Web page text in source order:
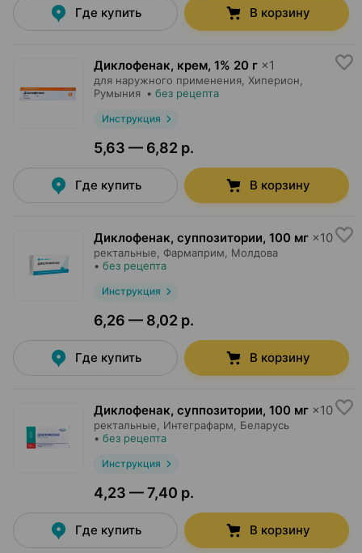
Где купить В корзину
Диклофенак, крем, 1% 20 г ×1
для наружного применения, Хиперион
Румыния • без рецепта
Инструкция
5,63 — 6,82 р.
Где купить В корзину
Диклофенак, суппозитории, 100 мг ×10
ректальные, Фармаприм , Молдова
• без рецепта
Инструкция
6,26 — 8,02 р.
Где купить В корзину
Диклофенак, суппозитории, 100 мг ×10
ректальные, Интеграфарм , Беларусь
• без рецепта
Инструкция
4,23 — 7,40 р.
Где купить В корзину